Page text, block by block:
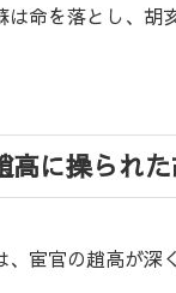
命を落とし、胡
高に操られ
宦官の趙高が深